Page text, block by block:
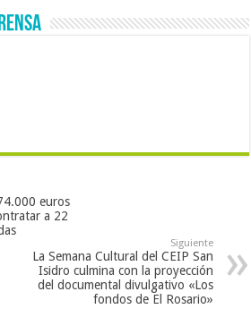
euros
a 22
Siguiente
La Semana Cultural del CEIP San
Isidro culmina con la proyección
del documental divulgativo «Los
fondos de El Rosario»